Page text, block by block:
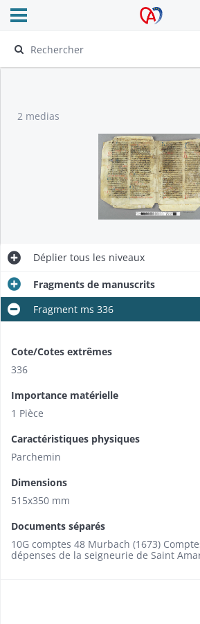
Archives Alsace -
Ouvrir le menu déroulant
2 medias
Déplier tous les niveaux
Fragments de manuscrits
Fragment ms 336
Cote/Cotes extrêmes
336
Importance matérielle
1 Pièce
Caractéristiques physiques
Parchemin
Dimensions
515x350 mm
Documents séparés
10G comptes 48 Murbach (1673)
dépenses de la seigneurie de Saint